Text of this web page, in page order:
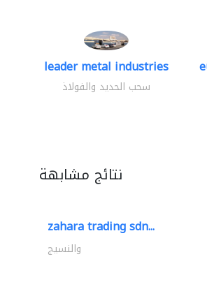
leader metal industries
سحب الحديد والفولاذ
نتائج مشابهة
zahara trading sdn...
والنسيج